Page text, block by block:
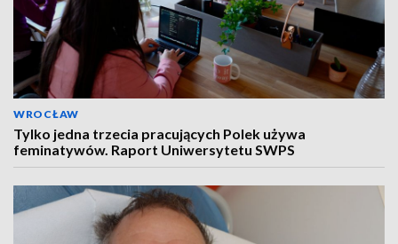
WROCŁAW
Tylko jedna trzecia pracujących Polek używa
feminatywów. Raport Uniwersytetu SWPS